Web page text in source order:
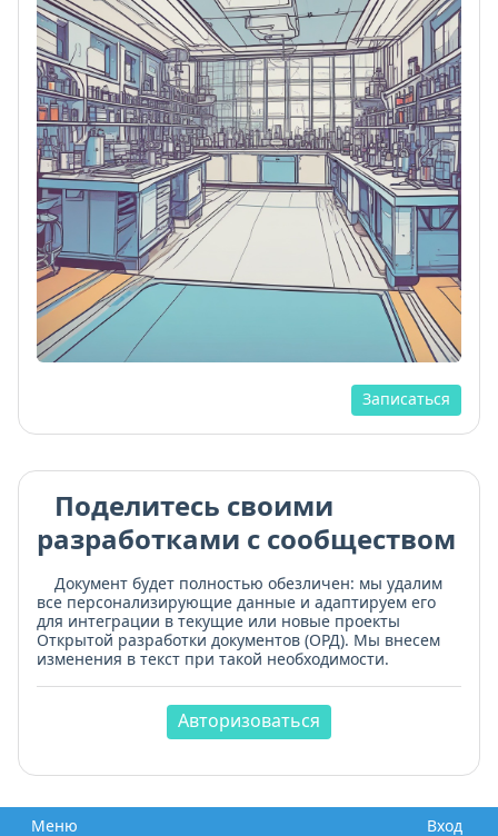
Записаться
Поделитесь своими
разработками с сообществом
Документ будет полностью обезличен: мы удалим
все персонализирующие данные и адаптируем его
для интеграции в текущие или новые проекты
Открытой разработки документов (ОРД). Мы внесем
изменения в текст при такой необходимости.
Авторизоваться
Меню Вход